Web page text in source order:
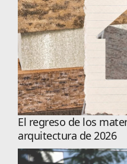
El regreso de los
arquitectura de 2026